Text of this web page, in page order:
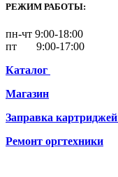
РЕЖИМ РАБОТЫ:
пн-чт 9:00-18:00
пт 9:00-17:00
Каталог
Магазин
Заправка картриджей
Ремонт оргтехники